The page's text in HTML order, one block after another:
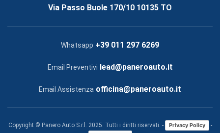
Via Passo Buole 170/10 10135 TO
Whatsapp +39 011 297 6269
Email Preventivi lead@paneroauto.it
Email Assistenza officina@paneroauto.it
Copyright © Panero Auto S.r.l. 2025. Tutti i diritti riservati. - Privacy Policy
-